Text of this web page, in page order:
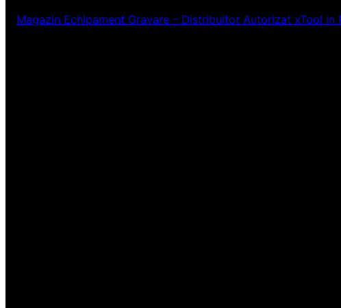
Magazin Echipament Gravare – Distribuitor Autorizat xTool in